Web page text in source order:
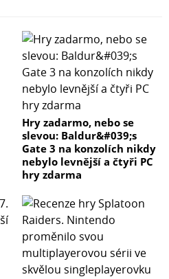
Hry zadarmo, nebo se
slevou: Baldur&#039;s
Gate 3 na konzolích nikdy
nebylo levnější a čtyři PC
hry zdarma